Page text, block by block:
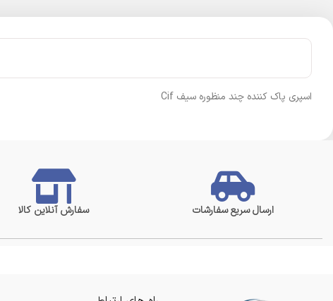
اسپری پاک کننده چند منظوره سیف Cif
ارسال سریع سفارشات سفارش آنلاین کالا